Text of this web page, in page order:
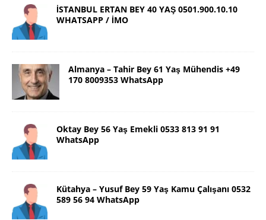
İSTANBUL ERTAN BEY 40 YAŞ 0501.900.10.10
WHATSAPP / İMO
Almanya – Tahir Bey 61 Yaş Mühendis +49
170 8009353 WhatsApp
Oktay Bey 56 Yaş Emekli 0533 813 91 91
WhatsApp
Kütahya – Yusuf Bey 59 Yaş Kamu Çalışanı 0532
589 56 94 WhatsApp